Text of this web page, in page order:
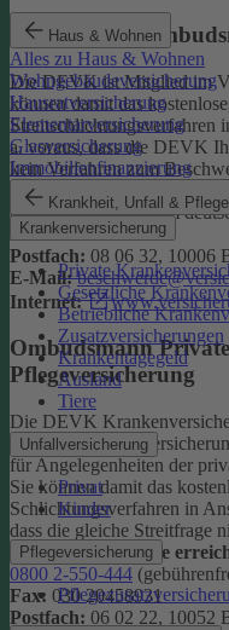
Haus & Wohnen
Alles zu Haus & Wohnen
Wohngebäudeversicherung
Hausratversicherung
Elementarversicherung
Glasversicherung
Immobilienfinanzierung
Krankheit, Unfall & Pflege
Krankenversicherung
Private
Gesetzliche
Betriebliche
Zusatzversicherungen
Krankentagegeld
Ausland
Tiere
Unfallversicherung
Privat
Kinder
Pflegeversicherung
Die DEVK ist Mitglied im
können damit das
Streitschlichtungsverfahren
a. voraus, dass die DEVK
kein Verfahren zum
erreichen den
(gebührenfrei aus dem
Fax:0800 3-699-000
Postfach: 08 06 32, 10006
E-Mail:
Internet:
Ombudsmann
Pflegeversicherung
Die DEVK
privaten
für Angelegenheiten der
Sie können damit das
Schlichtungsverfahren in
dass die gleiche Streitfrage
wird oder wurde.Sie
0800 2-550-444
Fax: 030 20458931
Postfach: 06 02 22, 10052